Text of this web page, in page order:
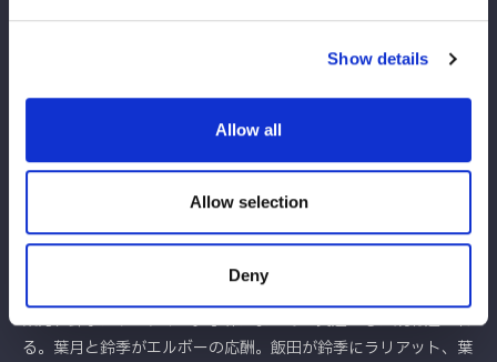
Show details
Allow all
Allow selection
Deny
捕まえて飯田が逆水平の連打を浴びせていく。鈴季がかわすと安
に決まると、鈴季が安納を蹴飛ばし飯田にもダメージが。飯田が
突進するが安納と鈴季が共闘、と見せかけ鈴季が裏切り、安納と
飯田にまとめてリング下からドロップキック。ＡＺＭの突進を葉
月が妨害し、安納に顔面ウォッシュ。しかし、水森がカットす
る。水森と飯田がショルダーをぶつけ合い、飯田が打ち勝つ。飯
田は安納を引き起こしテブレーンバスター狙い。ＡＺＭがカット
すると安納が延髄斬り、飯田が安納にブレーンバスター。安納と
飯田がバックを取り合うと、ＡＺＭがまとめてボディーアタッ
ク。ひとりかわした安納だが飯田のラリアットを食らう。水森、
葉月、鈴季がリングイン。水森がまとめて突進するが跳ね返され
る。葉月と鈴季がエルボーの応酬。飯田が鈴季にラリアット、葉